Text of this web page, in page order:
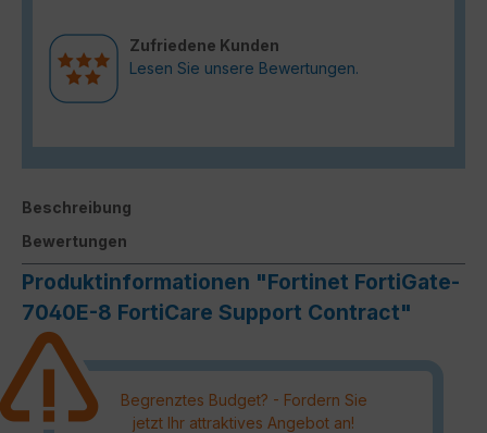
Zufriedene Kunden
Lesen Sie unsere Bewertungen.
Beschreibung
Bewertungen
Produktinformationen "Fortinet FortiGate-
7040E-8 FortiCare Support Contract"
Begrenztes Budget? - Fordern Sie
jetzt Ihr attraktives Angebot an!